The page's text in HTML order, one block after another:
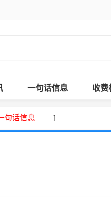
一句话信息 收费
句话信息 ]